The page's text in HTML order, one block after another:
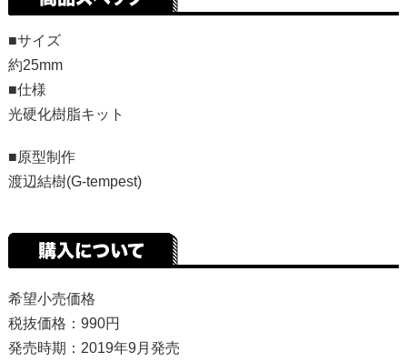
■サイズ
約25mm
■仕様
光硬化樹脂キット
■原型制作
渡辺結樹(G-tempest)
希望小売価格
税抜価格：990円
発売時期：2019年9月発売